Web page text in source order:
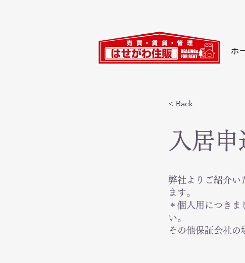
ホ
< Back
入居申
弊社よりご紹介い
ます。
＊個人用につき
い。
その他保証会社の